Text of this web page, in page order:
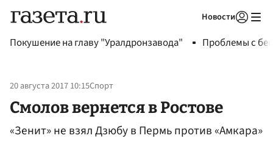
Новости
Покушение на главу "Уралдронзавода" Проблемы с
20 августа 2017 10:15Спорт
Смолов вернется в Ростове
«Зенит» не взял Дзюбу в Пермь против «Амкара»